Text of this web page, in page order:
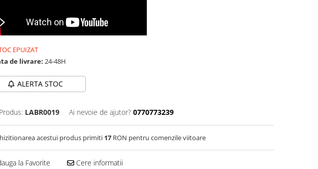
EPUIZAT
de livrare: 24-48H
ALERTA STOC
LABR0019 Ai nevoie de ajutor? 0770773239
acestui produs primiti 17 RON pentru comenzile viitoare
la Favorite Cere informatii